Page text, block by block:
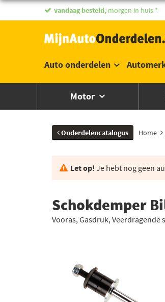
vandaag besteld,morgen in huis *
Auto onderdelen
Motor
Onderdelencatalogus Home
Let op! Je hebt nog geen
Schokdemper
Vooras, Gasdruk, Veerdragende